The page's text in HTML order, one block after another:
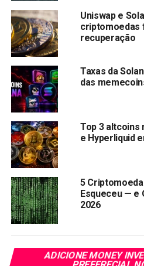
operação orquestrada
executado por quem estava por
De Olho nos
“Baleias”
E, como de praxe nesses
iniciais não perderam tempo e já
lucros. Um movimento que,
do golpe. Para ilustrar, a
grandes movimentações de
curioso: uma “baleia” – como
detentores de cripto – vendeu
AURA.
Quanto o golpista
Nada menos queUS$ 104.000,
Uniswap e
criptomoedas
recuperação
Taxas da
das
Top 3 altcoins
e Hyperliquid
5
Esqueceu — e
2026
ADICIONE MONEY